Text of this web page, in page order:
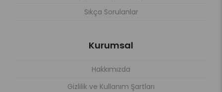
Sıkça Sorulanlar
Kurumsal
Hakkımızda
Gizlilik ve Kullanım Şartları